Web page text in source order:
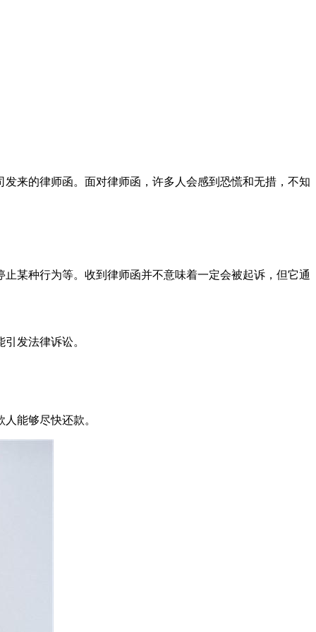
来的律师函。面对律师函，许多人会感到恐慌和无措，不知
某种行为等。收到律师函并不意味着一定会被起诉，但它通
发法律诉讼。
能够尽快还款。